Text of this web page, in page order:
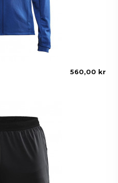
560,00 kr